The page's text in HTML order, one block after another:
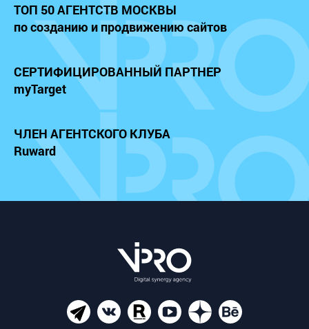
ТОП 50 АГЕНТСТВ МОСКВЫ
по созданию и продвижению сайтов
СЕРТИФИЦИРОВАННЫЙ ПАРТНЕР
myTarget
ЧЛЕН АГЕНТСКОГО КЛУБА
Ruward